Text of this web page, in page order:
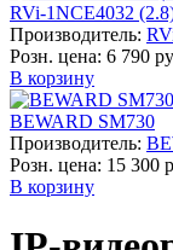
RVi-1NCE4032
Производитель:
Розн. цена: 6 790
В корзину
BEWARD SM730
Производитель:
Розн. цена: 15 300
В корзину